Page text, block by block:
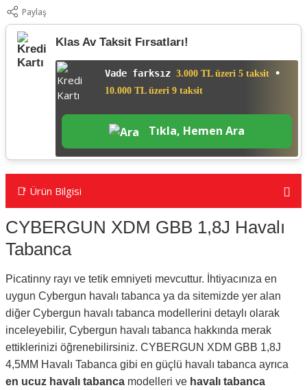
Paylaş
Klas Av Taksit Fırsatları!
Vade farksız 3.000 TL üzeri 5 taksit •
10.000 TL üzeri 9 taksit
Tıkla, Hemen Ara
📑 Ürün Bilgisi
CYBERGUN XDM GBB 1,8J Havalı
Tabanca
Picatinny rayı ve tetik emniyeti mevcuttur. İhtiyacınıza en
uygun Cybergun havalı tabanca ya da sitemizde yer alan
diğer Cybergun havalı tabanca modellerini detaylı olarak
inceleyebilir, Cybergun havalı tabanca hakkında merak
ettiklerinizi öğrenebilirsiniz. CYBERGUN XDM GBB 1,8J
4,5MM Havalı Tabanca gibi en güçlü havalı tabanca ayrıca
en ucuz havalı tabanca modelleri ve havalı tabanca